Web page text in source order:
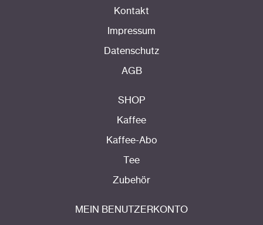
Kontakt
Impressum
Datenschutz
AGB
SHOP
Kaffee
Kaffee-Abo
Tee
Zubehör
MEIN BENUTZERKONTO